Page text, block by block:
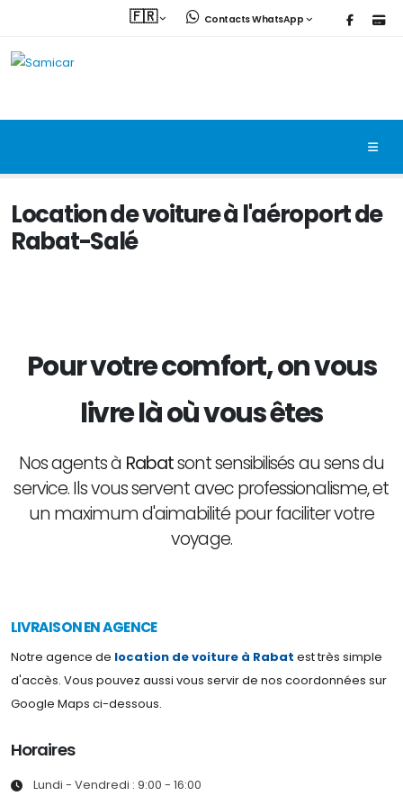
🇫🇷 Contacts WhatsApp
Location de voiture à l'aéroport de
Rabat-Salé
Pour votre comfort, on vous
livrelà où vous êtes
Nos agents à Rabatsont sensibilisés au sens du
service. Ils vous servent avec professionalisme, et
un maximum d'aimabilité pour faciliter votre
voyage.
LIVRAISON EN AGENCE
Notre agence de location de voiture à Rabat est très simple
d'accès. Vous pouvez aussi vous servir de nos coordonnées sur
Google Maps ci-dessous.
Horaires
Lundi - Vendredi : 9:00 - 16:00